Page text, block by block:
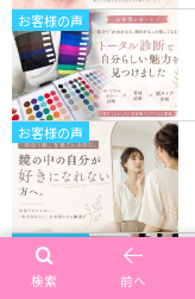
お客様の声
お客様の声
お客様の声
検索 前へ